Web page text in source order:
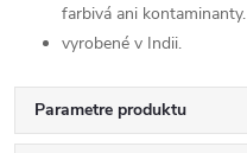
farbivá ani kontaminanty.
vyrobené v Indii.
Parametre produktu